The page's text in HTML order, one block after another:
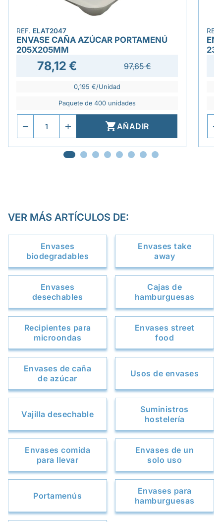
REF. ELAT2047
ENVASE CAÑA AZÚCAR PORTAMENÚ
205X205MM
78,12 € 97,65 €
0,195 €/Unidad
Paquete de 400 unidades
AÑADIR
VER MÁS ARTÍCULOS DE:
Envases
biodegradables
Envases take
away
Envases
desechables
Cajas de
hamburguesas
Recipientes para
microondas
Envases street
food
Envases de caña
de azúcar
Usos de envases
Vajilla desechable
Suministros
hostelería
Envases comida
para llevar
Envases de un
solo uso
Portamenús
Envases para
hamburguesas